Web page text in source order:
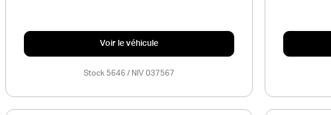
Voir le véhicule
Stock 5646 / NIV 037567